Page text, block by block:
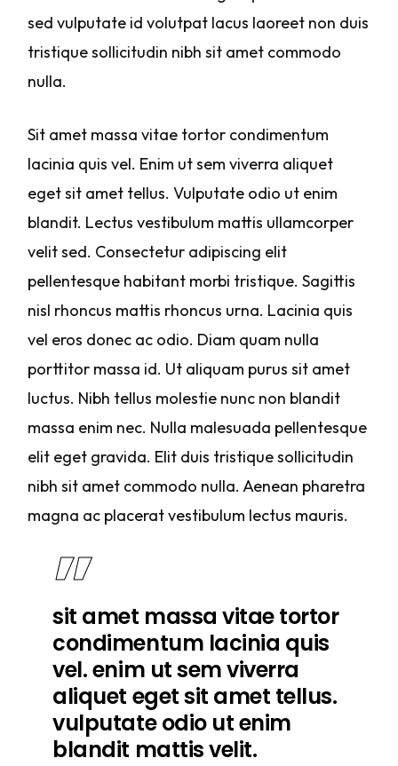
sed vulputate id volutpat lacus laoreet non duis
tristique sollicitudin nibh sit amet commodo
nulla.
Sit amet massa vitae tortor condimentum
lacinia quis vel. Enim ut sem viverra aliquet
eget sit amet tellus. Vulputate odio ut enim
blandit. Lectus vestibulum mattis ullamcorper
velit sed. Consectetur adipiscing elit
pellentesque habitant morbi tristique. Sagittis
nisl rhoncus mattis rhoncus urna. Lacinia quis
vel eros donec ac odio. Diam quam nulla
porttitor massa id. Ut aliquam purus sit amet
luctus. Nibh tellus molestie nunc non blandit
massa enim nec. Nulla malesuada pellentesque
elit eget gravida. Elit duis tristique sollicitudin
nibh sit amet commodo nulla. Aenean pharetra
magna ac placerat vestibulum lectus mauris.
sit amet massa vitae tortor
condimentum lacinia quis
vel. enim ut sem viverra
aliquet eget sit amet tellus.
vulputate odio ut enim
blandit mattis velit.